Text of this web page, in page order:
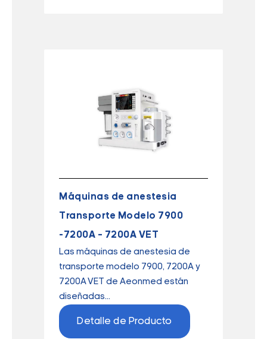
Máquinas de anestesia
Transporte Modelo 7900
-7200A – 7200A VET
Las máquinas de anestesia de
transporte modelo 7900, 7200A y
7200A VET de Aeonmed están
diseñadas...
Detalle de Producto